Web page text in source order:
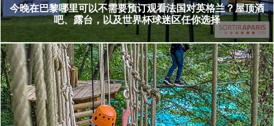
今晚在巴黎哪里可以不需要预订观看法国对英格兰？屋顶酒
吧、露台，以及世界杯球迷区任你选择